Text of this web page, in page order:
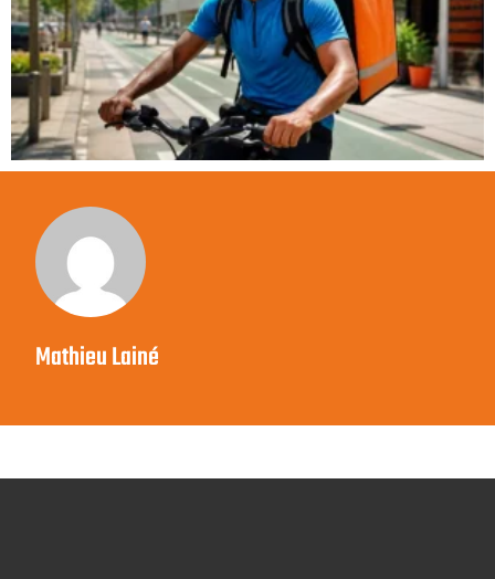
Mathieu Lainé